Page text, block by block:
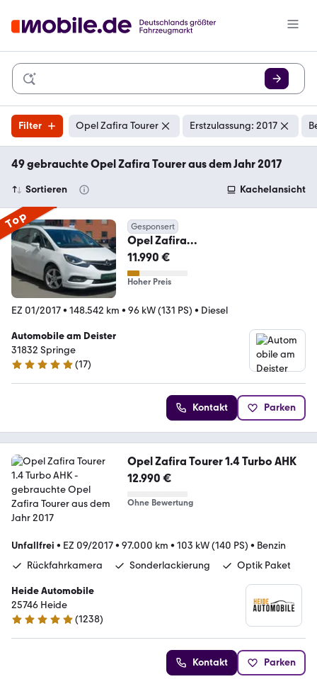
Filter Opel Zafira Tourer Erstzulassung: 2017
49 gebrauchte Opel Zafira Tourer aus dem Jahr 2017
Sortieren Kachelansicht
Top Gesponsert
Opel Zafira
Tourer*INNOVATION*OPC-
LINE*AUTOMATIK*AHK*
11.990 €
Hoher Preis
EZ 01/2017• 148.542 km • 96 kW (131 PS) • Diesel
Automobile am Deister
31832 Springe
4.9 Sterne
(17)
Kontakt Parken
Opel Zafira Tourer 1.4 Turbo AHK
12.990 €
Ohne Bewertung
Unfallfrei • EZ 09/2017• 97.000 km • 103 kW (140 PS) • Benzin
Rückfahrkamera
Sonderlackierung Optik Paket
Heide Automobile
25746 Heide
4.9 Sterne
(1238)
Kontakt Parken